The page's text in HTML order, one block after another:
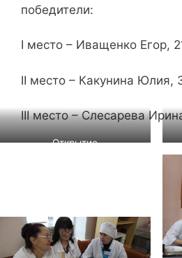
победители:
I место – Иващенко Егор,
II место – Какунина Юлия,
III место – Слесарева
Открытие